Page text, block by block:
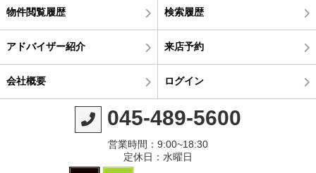
物件閲覧履歴 検索履歴
アドバイザー紹介 来店予約
会社概要 ログイン
045-489-5600
営業時間：9:00~18:30
定休日：水曜日